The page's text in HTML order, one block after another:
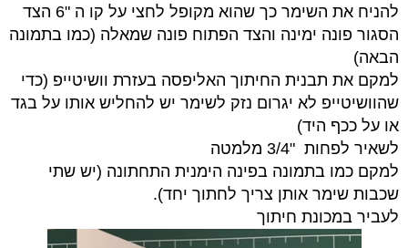
להניח את השימר כך שהוא מקופל לחצי על קו ה "6 הצד
הסגור פונה ימינה והצד הפתוח פונה שמאלה (כמו בתמונה
הבאה)
למקם את תבנית החיתוך האליפסה בעזרת וושיטייפ (כדי
שהוושיטייפ לא יגרום נזק לשימר יש להחליש אותו על בגד
או על ככף היד)
לשאיר לפחות "3/4 מלמטה
למקם כמו בתמונה בפינה הימנית התחתונה (יש שתי
שכבות שימר אותן צריך לחתוך יחד).
לעביר במכונת חיתוך